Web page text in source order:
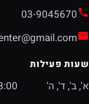
03-9045670
שעות פעילות
א', ב', ד', ה'